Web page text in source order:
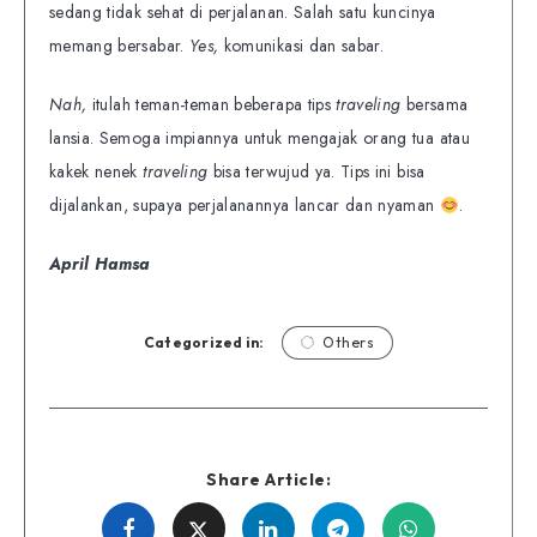
sedang tidak sehat di perjalanan. Salah satu kuncinya
memang bersabar. Yes, komunikasi dan sabar.
Nah, itulah teman-teman beberapa tipstraveling bersama
lansia. Semoga impiannya untuk mengajak orang tua atau
kakek nenektraveling bisa terwujud ya. Tips ini bisa
dijalankan, supaya perjalanannya lancar dan nyaman
.
April Hamsa
Categorized in: Others
Share Article:
Share
Share Share Share Share